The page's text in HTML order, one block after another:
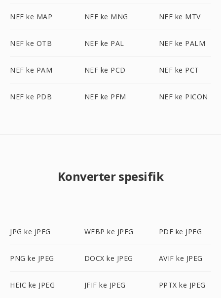
NEF ke MAP NEF ke MNG NEF ke MTV
NEF ke OTB NEF ke PAL NEF ke PALM
NEF ke PAM NEF ke PCD NEF ke PCT
NEF ke PDB NEF ke PFM NEF ke PICON
Konverter spesifik
JPG ke JPEG WEBP ke JPEG PDF ke JPEG
PNG ke JPEG DOCX ke JPEG AVIF ke JPEG
HEIC ke JPEG JFIF ke JPEG PPTX ke JPEG